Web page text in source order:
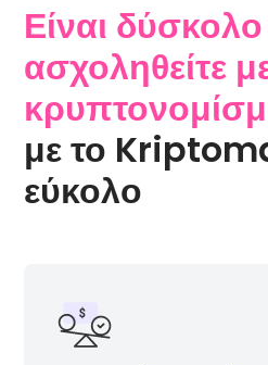
Είναι
ασχοληθείτε
με το
εύκολο